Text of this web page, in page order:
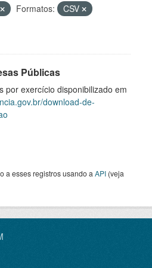
Formatos:
CSV
Públicas
por exercício disponibilizado em
download-de-
a esses registros usando a API (veja